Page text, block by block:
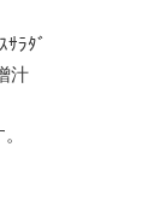
ｻﾗﾀﾞ
汁